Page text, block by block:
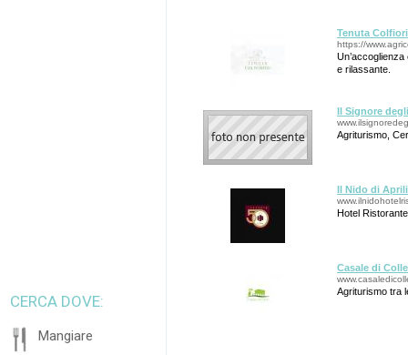
Tenuta
https://
e rilassante.
Il Signore
Agriturismo,
Il Nido di
Hotel Ristorante
Casale di Colle
Agriturismo tra
CERCA DOVE:
Mangiare